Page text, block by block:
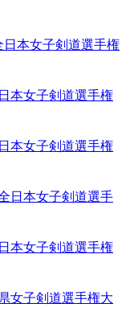
本女子剣道選手権
本女子剣道選手権
本女子剣道選手権
日本女子剣道選手
本女子剣道選手権
女子剣道選手権大